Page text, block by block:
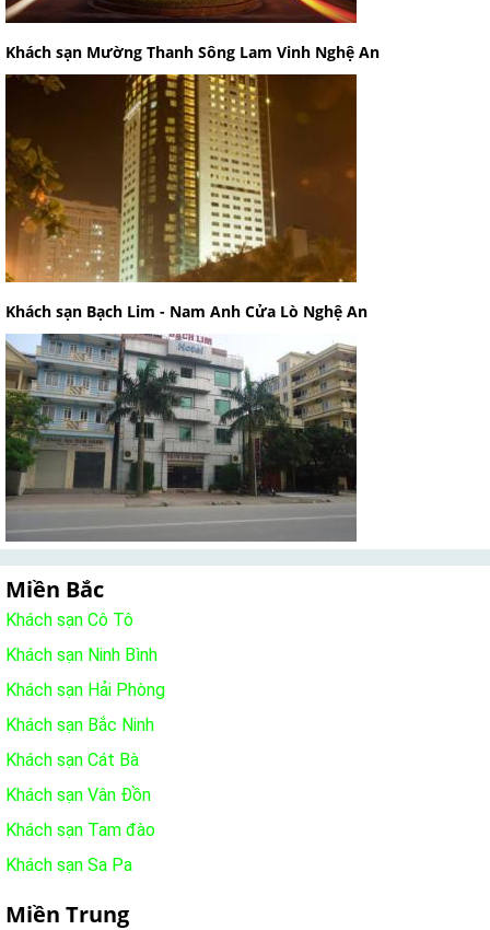
Khách sạn Mường Thanh Sông Lam Vinh Nghệ An
Khách sạn Bạch Lim - Nam Anh Cửa Lò Nghệ An
Miền Bắc
Khách sạn Cô Tô
Khách sạn Ninh Bình
Khách sạn Hải Phòng
Khách sạn Bắc Ninh
Khách sạn Cát Bà
Khách sạn Vân Đồn
Khách sạn Tam đào
Khách sạn Sa Pa
Miền Trung